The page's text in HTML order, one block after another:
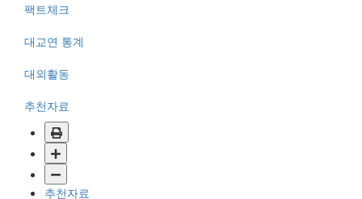
팩트체크
대교연 통계
대외활동
추천자료
추천자료